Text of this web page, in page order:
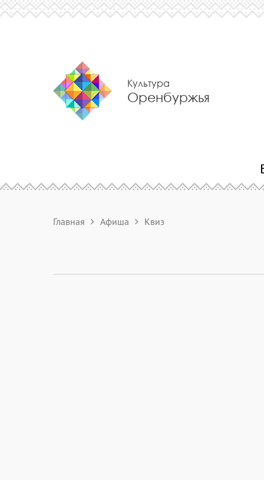
Культура
Оренбуржья
Главная Афиша Квиз